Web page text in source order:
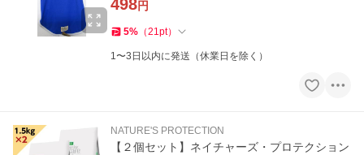
498円
5% （21pt）
1〜3日以内に発送（休業日を除く）
NATURE'S PROTECTION
【２個セット】ネイチャーズ・プロテクション